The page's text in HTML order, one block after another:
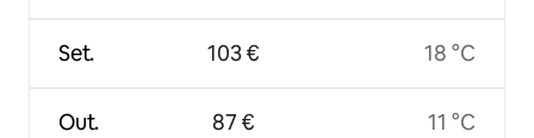
Set.
Out.
103 €
87 €
18 °C
11 °C